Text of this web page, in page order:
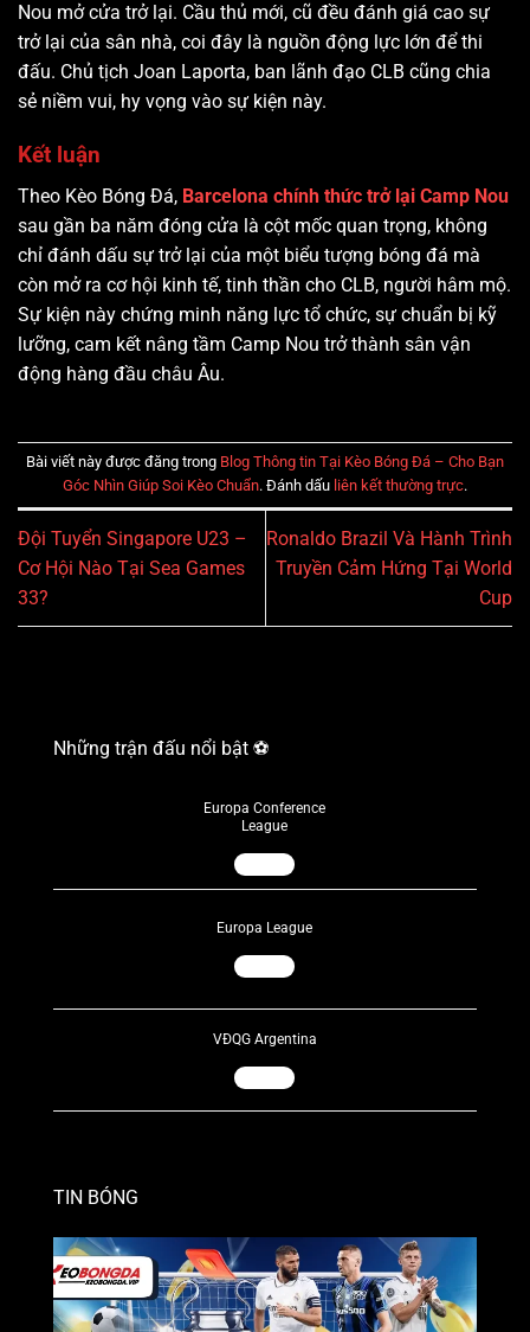
Nou mở cửa trở lại. Cầu thủ mới, cũ đều đánh giá cao sự
trở lại của sân nhà, coi đây là nguồn động lực lớn để thi
đấu. Chủ tịch Joan Laporta, ban lãnh đạo CLB cũng chia
sẻ niềm vui, hy vọng vào sự kiện này.
Kết luận
Theo Kèo Bóng Đá, Barcelona chính thức trở lại Camp Nou
sau gần ba năm đóng cửa là cột mốc quan trọng, không
chỉ đánh dấu sự trở lại của một biểu tượng bóng đá mà
còn mở ra cơ hội kinh tế, tinh thần cho CLB, người hâm mộ.
Sự kiện này chứng minh năng lực tổ chức, sự chuẩn bị kỹ
lưỡng, cam kết nâng tầm Camp Nou trở thành sân vận
động hàng đầu châu Âu.
Bài viết này được đăng trong Blog Thông tin Tại Kèo Bóng Đá – Cho Bạn
Góc Nhìn Giúp Soi Kèo Chuẩn. Đánh dấu liên kết thường trực.
Đội Tuyển Singapore U23 –
Cơ Hội Nào Tại Sea Games
33?
Ronaldo Brazil Và Hành Trình
Truyền Cảm Hứng Tại World
Cup
Những trận đấu nổi bật ⚽️
Europa Conference
League
Europa League
VĐQG Argentina
TIN BÓNG